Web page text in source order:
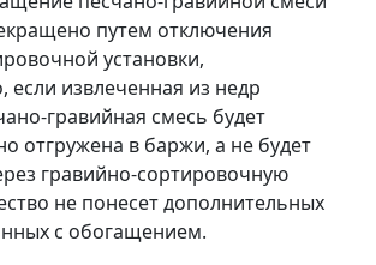
путем отключения
установки,
если извлеченная из недр
гравийная смесь будет
отгружена в баржи, а не будет
гравийно-сортировочную
не понесет дополнительных
с обогащением.